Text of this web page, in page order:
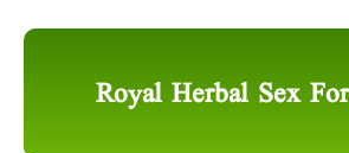
Royal Herbal Sex